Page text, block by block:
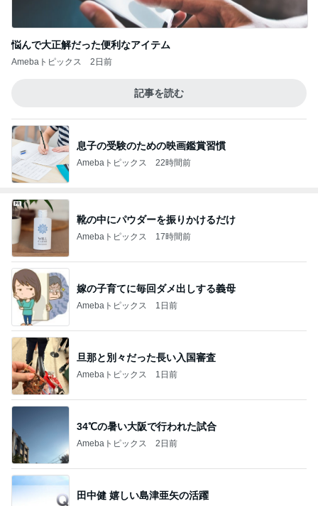
悩んで大正解だった便利なアイテム
Amebaトピックス 2日前
記事を読む
息子の受験のための映画鑑賞習慣
Amebaトピックス 22時間前
靴の中にパウダーを振りかけるだけ
Amebaトピックス 17時間前
嫁の子育てに毎回ダメ出しする義母
Amebaトピックス 1日前
旦那と別々だった長い入国審査
Amebaトピックス 1日前
34℃の暑い大阪で行われた試合
Amebaトピックス 2日前
田中健 嬉しい島津亜矢の活躍